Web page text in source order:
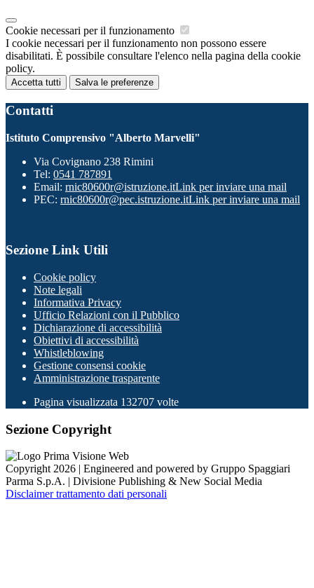
Cookie necessari per il funzionamento
I cookie necessari per il funzionamento non possono essere
disabilitati. È possibile consultare l'elenco nella pagina della cookie
policy.
Accetta tutti Salva le preferenze
Contatti
Istituto Comprensivo "Alberto Marvelli"
Via Covignano 238 Rimini
Tel: 0541 787891
Email: rnic80600r@istruzione.itLink per inviare una mail
PEC: rnic80600r@pec.istruzione.itLink per inviare una mail
Sezione Link Utili
Cookie policy
Note legali
Informativa Privacy
Ufficio Relazioni con il Pubblico
Dichiarazione di accessibilità
Obiettivi di accessibilità
Whistleblowing
Gestione consensi cookie
Amministrazione trasparente
Pagina visualizzata 132707 volte
Sezione Copyright
Copyright 2026 | Engineered and powered by Gruppo Spaggiari
Parma S.p.A. | Divisione Publishing & New Social Media
Disclaimer trattamento dati personali